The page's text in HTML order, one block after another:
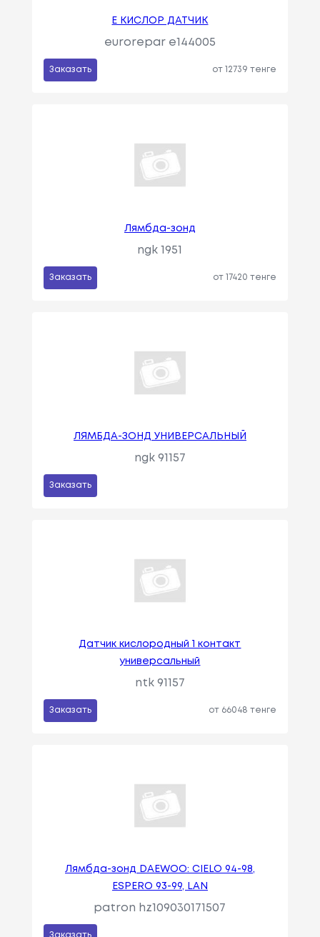
E КИСЛОР ДАТЧИК
eurorepar e144005
Заказать от 12739 тенге
Лямбда-зонд
ngk 1951
Заказать от 17420 тенге
ЛЯМБДА-ЗОНД УНИВЕРСАЛЬНЫЙ
ngk 91157
Заказать
Датчик кислородный 1 контакт
универсальный
ntk 91157
Заказать от 66048 тенге
Лямбда-зонд DAEWOO: CIELO 94-98,
ESPERO 93-99, LAN
patron hz109030171507
Заказать